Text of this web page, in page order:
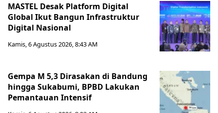
MASTEL Desak Platform Digital
Global Ikut Bangun Infrastruktur
Digital Nasional
Kamis, 6 Agustus 2026, 8:43 AM
Gempa M 5,3 Dirasakan di Bandung
hingga Sukabumi, BPBD Lakukan
Pemantauan Intensif